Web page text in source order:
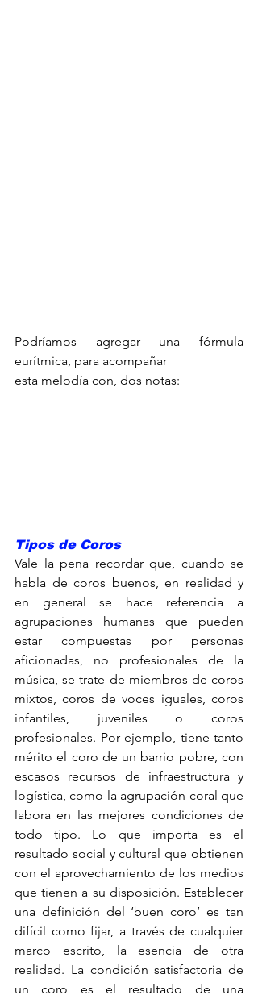
Podríamos agregar una fórmula
eurítmica, para acompañar
esta melodía con, dos notas:
Tipos de Coros
Vale la pena recordar que, cuando se
habla de coros buenos, en realidad y
en general se hace referencia a
agrupaciones humanas que pueden
estar compuestas por personas
aficionadas, no profesionales de la
música, se trate de miembros de coros
mixtos, coros de voces iguales, coros
infantiles, juveniles o coros
profesionales. Por ejemplo, tiene tanto
mérito el coro de un barrio pobre, con
escasos recursos de infraestructura y
logística, como la agrupación coral que
labora en las mejores condiciones de
todo tipo. Lo que importa es el
resultado social y cultural que obtienen
con el aprovechamiento de los medios
que tienen a su disposición. Establecer
una definición del ‘buen coro’ es tan
difícil como fijar, a través de cualquier
marco escrito, la esencia de otra
realidad. La condición satisfactoria de
un coro es el resultado de una